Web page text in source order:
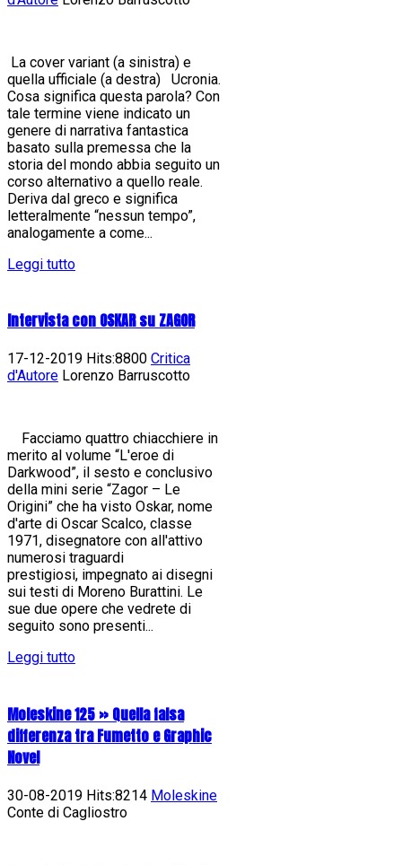
La cover variant (a sinistra) e
quella ufficiale (a destra) Ucronia.
Cosa significa questa parola? Con
tale termine viene indicato un
genere di narrativa fantastica
basato sulla premessa che la
storia del mondo abbia seguito un
corso alternativo a quello reale.
Deriva dal greco e significa
letteralmente “nessun tempo”,
analogamente a come...
Leggi tutto
Intervista con OSKAR su ZAGOR
17-12-2019 Hits:8800 Critica
d'Autore Lorenzo Barruscotto
Facciamo quattro chiacchiere in
merito al volume “L'eroe di
Darkwood”, il sesto e conclusivo
della mini serie “Zagor – Le
Origini” che ha visto Oskar, nome
d'arte di Oscar Scalco, classe
1971, disegnatore con all'attivo
numerosi traguardi
prestigiosi, impegnato ai disegni
sui testi di Moreno Burattini. Le
sue due opere che vedrete di
seguito sono presenti...
Leggi tutto
Moleskine 125 » Quella falsa
differenza tra Fumetto e Graphic
Novel
30-08-2019 Hits:8214 Moleskine
Conte di Cagliostro